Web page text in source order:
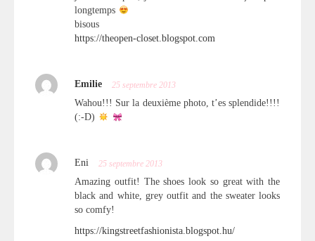
longtemps
bisous
https://theopen-closet.blogspot.com
Emilie 25 septembre 2013
Wahou!!! Sur la deuxième photo, t’es splendide!!!!
(:-D)
Eni 25 septembre 2013
Amazing outfit! The shoes look so great with the
black and white, grey outfit and the sweater looks
so comfy!
https://kingstreetfashionista.blogspot.hu/